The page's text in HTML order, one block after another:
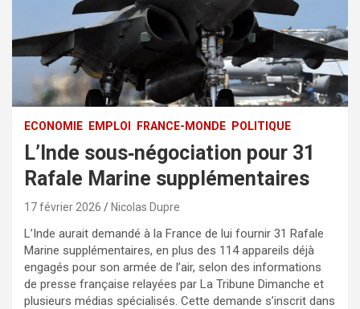
ECONOMIE EMPLOI FRANCE-MONDE POLITIQUE
L’Inde sous‑négociation pour 31
Rafale Marine supplémentaires
17 février 2026 Nicolas Dupre
L’Inde aurait demandé à la France de lui fournir 31 Rafale
Marine supplémentaires, en plus des 114 appareils déjà
engagés pour son armée de l’air, selon des informations
de presse française relayées par La Tribune Dimanche et
plusieurs médias spécialisés. Cette demande s’inscrit dans